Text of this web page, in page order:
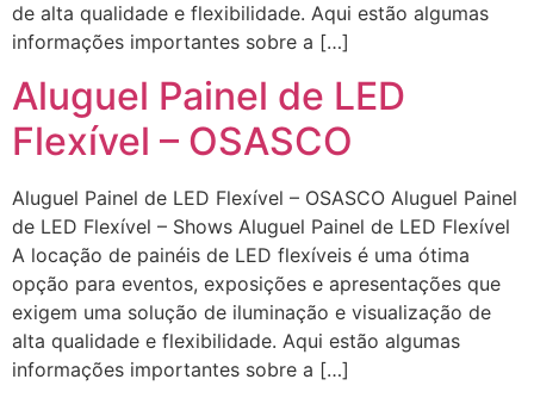
de alta qualidade e flexibilidade. Aqui estão algumas
informações importantes sobre a […]
Aluguel Painel de LED
Flexível – OSASCO
Aluguel Painel de LED Flexível – OSASCO Aluguel Painel
de LED Flexível – Shows Aluguel Painel de LED Flexível
A locação de painéis de LED flexíveis é uma ótima
opção para eventos, exposições e apresentações que
exigem uma solução de iluminação e visualização de
alta qualidade e flexibilidade. Aqui estão algumas
informações importantes sobre a […]